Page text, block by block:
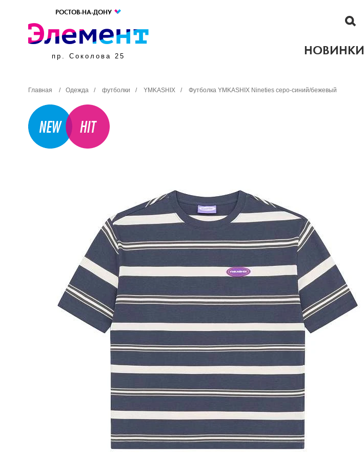
РОСТОВ-НА-ДОНУ
пр. Соколова 25 НОВИНКИ
Главная / Одежда / футболки / YMKASHIX / Футболка YMKASHIX Nineties серо-синий/бежевый